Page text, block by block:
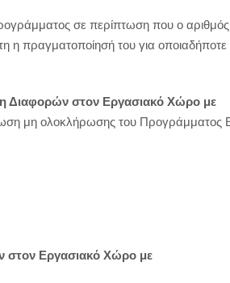
σε περίπτωση που ο
η πραγματοποίησή του για οποιαδήποτε
Διαφορών στον Εργασιακό Χώρο με
μη ολοκλήρωσης του Προγράμματος
στον Εργασιακό Χώρο με